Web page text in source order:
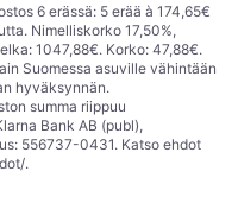
6 erässä: 5 erää à 174,65€
Nimelliskorko 17,50%,
1047,88€. Korko: 47,88€.
Suomessa asuville vähintään
hyväksynnän.
summa riippuu
Bank AB (publ),
556737-0431. Katso ehdot
.